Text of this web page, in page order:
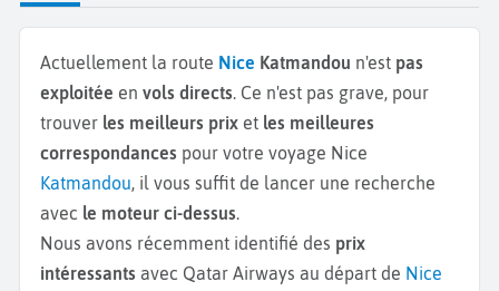
Actuellement la route Nice Katmandou n'est pas
exploitée en vols directs. Ce n'est pas grave, pour
trouver les meilleurs prix et les meilleures
correspondances pour votre voyage Nice
Katmandou, il vous suffit de lancer une recherche
avec le moteur ci-dessus.
Nous avons récemment identifié des prix
intéressants avec Qatar Airways au départ de Nice